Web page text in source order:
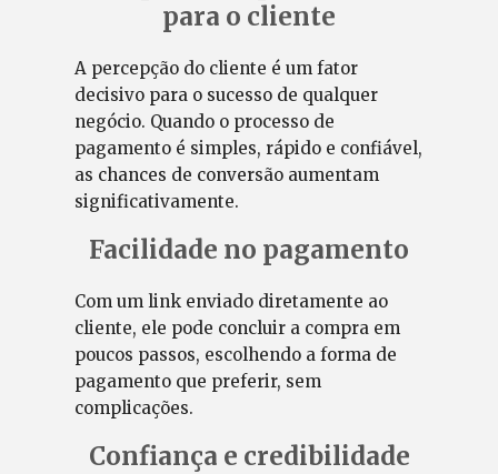
para o cliente
A percepção do cliente é um fator
decisivo para o sucesso de qualquer
negócio. Quando o processo de
pagamento é simples, rápido e confiável,
as chances de conversão aumentam
significativamente.
Facilidade no pagamento
Com um link enviado diretamente ao
cliente, ele pode concluir a compra em
poucos passos, escolhendo a forma de
pagamento que preferir, sem
complicações.
Confiança e credibilidade